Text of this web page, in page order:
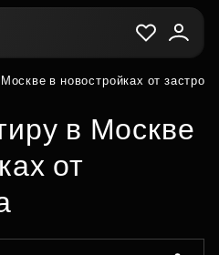
в новостройках от
в Москве
от